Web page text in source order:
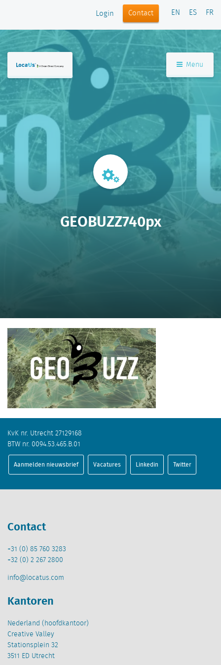
Login Contact EN ES FR
Menu
GEOBUZZ740px
KvK nr. Utrecht 27129168
BTW nr. 0094.53.465.B.01
Aanmelden nieuwsbrief Vacatures Linkedin Twitter
Contact
+31 (0) 85 760 3283
+32 (0) 2 267 2800
info@locatus.com
Kantoren
Nederland (hoofdkantoor)
Creative Valley
Stationsplein 32
3511 ED Utrecht